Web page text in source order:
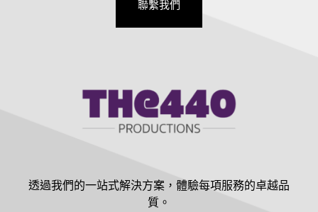
聯繫我們
透過我們的一站式解決方案，體驗每項服務的卓越品
質。